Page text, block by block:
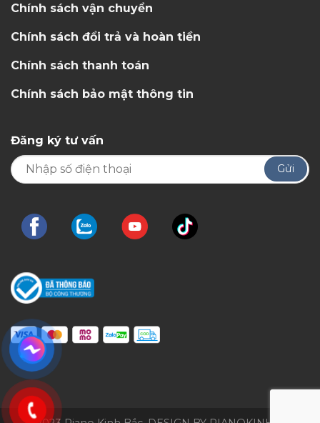
Chính sách vận chuyển
Chính sách đổi trả và hoàn tiền
Chính sách thanh toán
Chính sách bảo mật thông tin
Đăng ký tư vấn